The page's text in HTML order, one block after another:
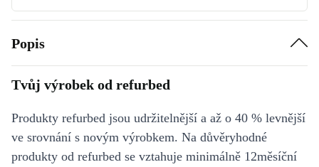
Popis
Tvůj výrobek od refurbed
Produkty refurbed jsou udržitelnější a až o 40 % levnější
ve srovnání s novým výrobkem. Na důvěryhodné
produkty od refurbed se vztahuje minimálně 12měsíční